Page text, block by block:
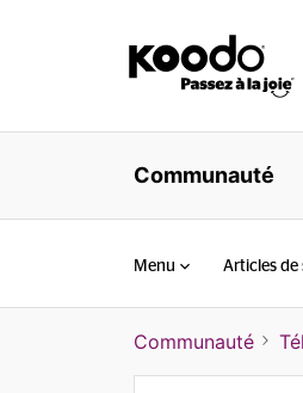
Communauté
Menu Articles de
Communauté